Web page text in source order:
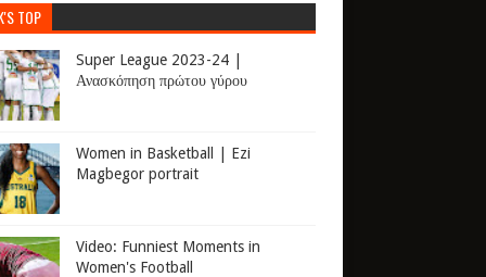
TOP
Super League 2023-24 |
Ανασκόπηση πρώτου γύρου
Women in Basketball | Ezi
Magbegor portrait
Video: Funniest Moments in
Women's Football